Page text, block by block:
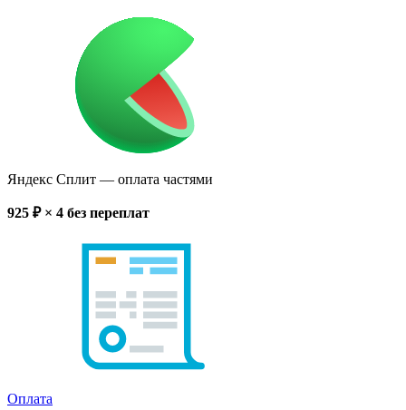
Яндекс Сплит — оплата частями
925 ₽ × 4 без переплат
Оплата